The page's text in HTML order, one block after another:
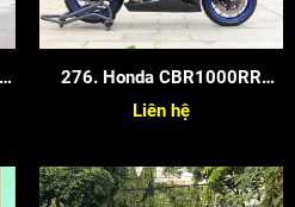
276. Honda CBR1000RR
2015
Liên hệ